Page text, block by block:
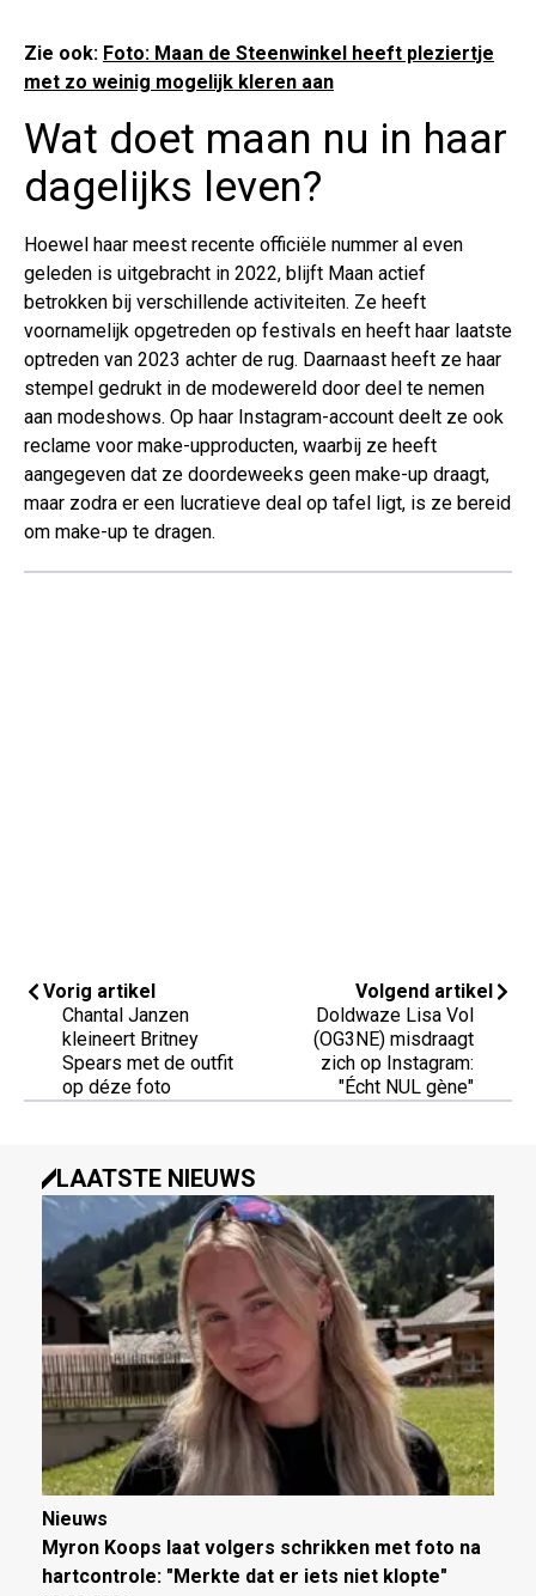
Zie ook: Foto: Maan de Steenwinkel heeft pleziertje
met zo weinig mogelijk kleren aan
Wat doet maan nu in haar
dagelijks leven?
Hoewel haar meest recente officiële nummer al even
geleden is uitgebracht in 2022, blijft Maan actief
betrokken bij verschillende activiteiten. Ze heeft
voornamelijk opgetreden op festivals en heeft haar laatste
optreden van 2023 achter de rug. Daarnaast heeft ze haar
stempel gedrukt in de modewereld door deel te nemen
aan modeshows. Op haar Instagram-account deelt ze ook
reclame voor make-upproducten, waarbij ze heeft
aangegeven dat ze doordeweeks geen make-up draagt,
maar zodra er een lucratieve deal op tafel ligt, is ze bereid
om make-up te dragen.
Vorig artikel
Chantal Janzen
kleineert Britney
Spears met de outfit
op déze foto
Volgend artikel
Doldwaze Lisa Vol
(OG3NE) misdraagt
zich op Instagram:
"Écht NUL gène"
LAATSTE NIEUWS
Nieuws
Myron Koops laat volgers schrikken met foto na
hartcontrole: "Merkte dat er iets niet klopte"